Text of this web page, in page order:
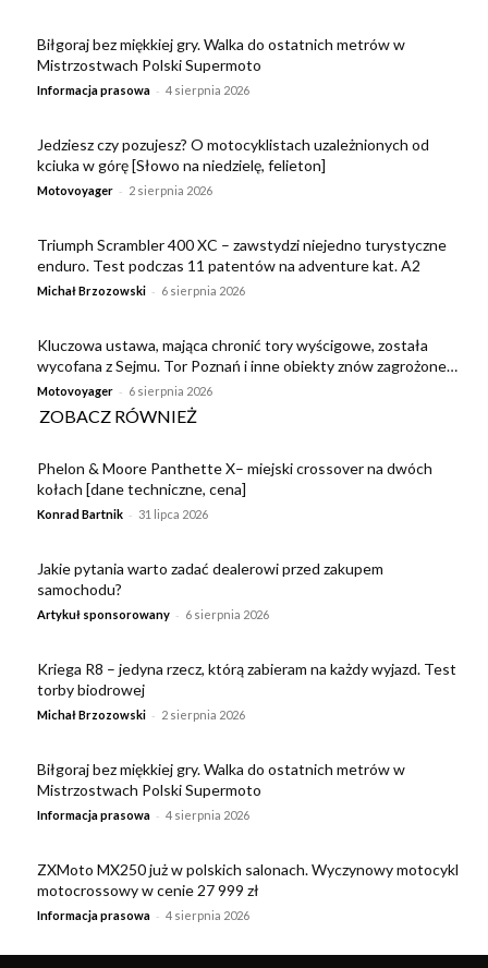
Biłgoraj bez miękkiej gry. Walka do ostatnich metrów w
Mistrzostwach Polski Supermoto
Informacja prasowa - 4 sierpnia 2026
Jedziesz czy pozujesz? O motocyklistach uzależnionych od
kciuka w górę [Słowo na niedzielę, felieton]
Motovoyager - 2 sierpnia 2026
Triumph Scrambler 400 XC – zawstydzi niejedno turystyczne
enduro. Test podczas 11 patentów na adventure kat. A2
Michał Brzozowski - 6 sierpnia 2026
Kluczowa ustawa, mająca chronić tory wyścigowe, została
wycofana z Sejmu. Tor Poznań i inne obiekty znów zagrożone…
Motovoyager - 6 sierpnia 2026
ZOBACZ RÓWNIEŻ
Phelon & Moore Panthette X– miejski crossover na dwóch
kołach [dane techniczne, cena]
Konrad Bartnik - 31 lipca 2026
Jakie pytania warto zadać dealerowi przed zakupem
samochodu?
Artykuł sponsorowany - 6 sierpnia 2026
Kriega R8 – jedyna rzecz, którą zabieram na każdy wyjazd. Test
torby biodrowej
Michał Brzozowski - 2 sierpnia 2026
Biłgoraj bez miękkiej gry. Walka do ostatnich metrów w
Mistrzostwach Polski Supermoto
Informacja prasowa - 4 sierpnia 2026
ZXMoto MX250 już w polskich salonach. Wyczynowy motocykl
motocrossowy w cenie 27 999 zł
Informacja prasowa - 4 sierpnia 2026